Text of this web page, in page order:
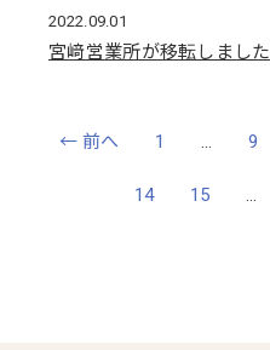
2022.09.01
宮﨑営業所が移転しました
← 前へ 1 … 9
14 15 …